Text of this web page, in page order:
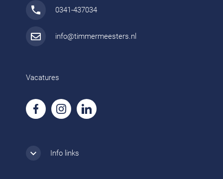
0341-437034
info@timmermeesters.nl
Vacatures
Info links